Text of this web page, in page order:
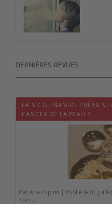
DERNIÈRES REVUES
LA NICOTINAMIDE
CANCER DE LA PEAU ?
Par Ana Espino | Publié le 01
<br>...